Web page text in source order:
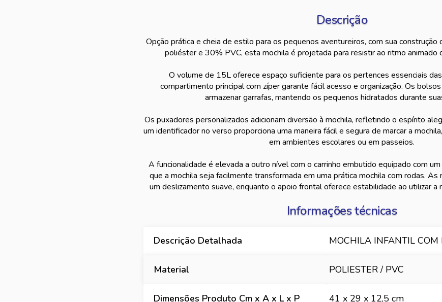
Descrição
Opção prática e cheia de estilo para os pequenos aventureiros, com sua
poliéster e 30% PVC, esta mochila é projetada para resistir ao ritmo animado
O volume de 15L oferece espaço suficiente para os pertences essenciais
compartimento principal com zíper garante fácil acesso e organização. Os
armazenar garrafas, mantendo os pequenos hidratados durante
Os puxadores personalizados adicionam diversão à mochila, refletindo o espírito
um identificador no verso proporciona uma maneira fácil e segura de marcar a
em ambientes escolares ou em passeios.
A funcionalidade é elevada a outro nível com o carrinho embutido equipado com
que a mochila seja facilmente transformada em uma prática mochila com rodas.
um deslizamento suave, enquanto o apoio frontal oferece estabilidade ao utilizar a
Informações técnicas
Descrição Detalhada MOCHILA INFANTIL
Material POLIESTER / PVC
Dimensões Produto Cm x A x L x P 41 x 29 x 12,5 cm